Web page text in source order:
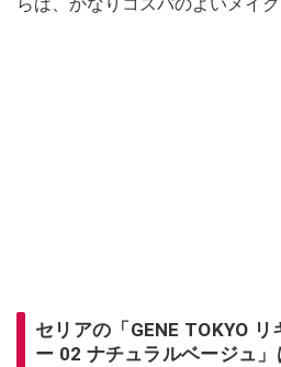
セリアの「GENE TOKYO リ
ー 02 ナチュラルベージュ